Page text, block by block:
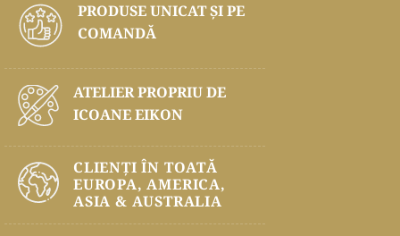
PRODUSE UNICAT ŞI PE
COMANDĂ
ATELIER PROPRIU DE
ICOANE EIKON
CLIENȚI ÎN TOATĂ
EUROPA, AMERICA,
ASIA & AUSTRALIA